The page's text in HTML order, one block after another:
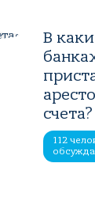
В
счета?
112